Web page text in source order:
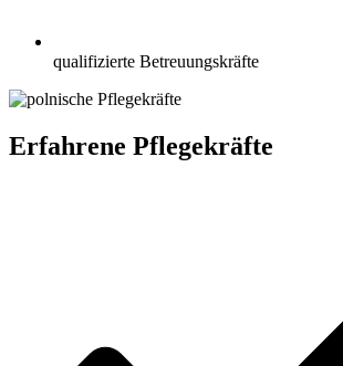
qualifizierte Betreuungskräfte
Erfahrene Pflegekräfte